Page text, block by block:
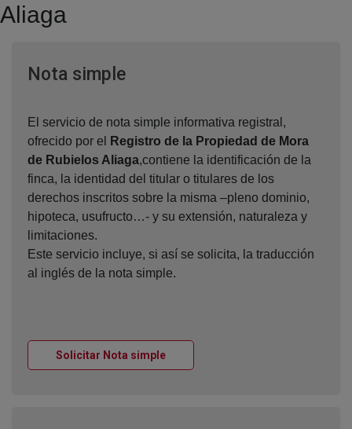
Aliaga
Nota simpleVentana nueva
El servicio de nota simple informativa registral,
ofrecido por el
Registro de la Propiedad de Mora
de Rubielos Aliaga,contiene la identificación de la
finca, la identidad del titular o titulares de los
derechos inscritos sobre la misma –pleno dominio,
hipoteca, usufructo…- y su extensión, naturaleza y
limitaciones.
Este servicio incluye, si así se solicita, la traducción
al inglés de la nota simple.
Solicitar Nota simpleVentana nueva